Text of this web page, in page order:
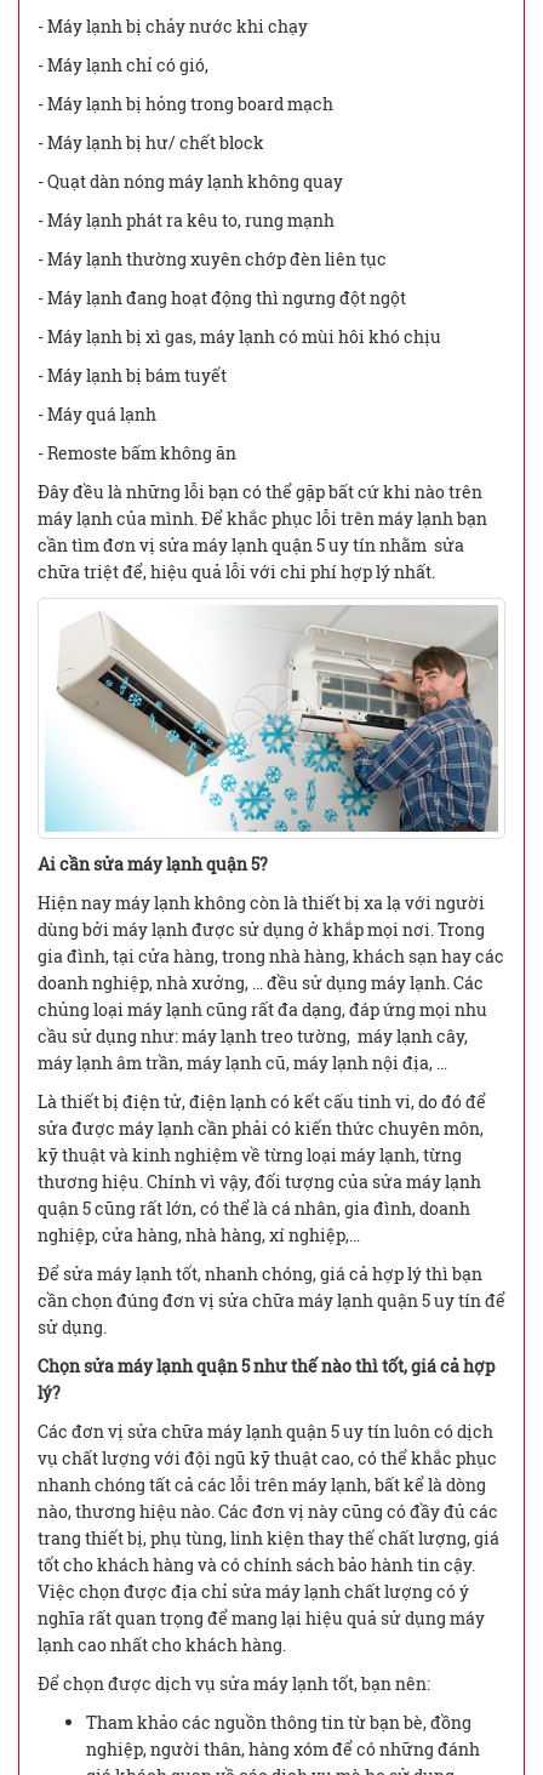
- Máy lạnh bị chảy nước khi chạy
- Máy lạnh chỉ có gió,
- Máy lạnh bị hỏng trong board mạch
- Máy lạnh bị hư/ chết block
- Quạt dàn nóng máy lạnh không quay
- Máy lạnh phát ra kêu to, rung mạnh
- Máy lạnh thường xuyên chớp đèn liên tục
- Máy lạnh đang hoạt động thì ngưng đột ngột
- Máy lạnh bị xì gas, máy lạnh có mùi hôi khó chịu
- Máy lạnh bị bám tuyết
- Máy quá lạnh
- Remoste bấm không ăn
Đây đều là những lỗi bạn có thể gặp bất cứ khi nào trên
máy lạnh của mình. Để khắc phục lỗi trên máy lạnh bạn
cần tìm đơn vị sửa máy lạnh quận 5 uy tín nhằm sửa
chữa triệt để, hiệu quả lỗi với chi phí hợp lý nhất.
Ai cần sửa máy lạnh quận 5?
Hiện nay máy lạnh không còn là thiết bị xa lạ với người
dùng bởi máy lạnh được sử dụng ở khắp mọi nơi. Trong
gia đình, tại cửa hàng, trong nhà hàng, khách sạn hay các
doanh nghiệp, nhà xưởng, … đều sử dụng máy lạnh. Các
chủng loại máy lạnh cũng rất đa dạng, đáp ứng mọi nhu
cầu sử dụng như: máy lạnh treo tường, máy lạnh cây,
máy lạnh âm trần, máy lạnh cũ, máy lạnh nội địa, …
Là thiết bị điện tử, điện lạnh có kết cấu tinh vi, do đó để
sửa được máy lạnh cần phải có kiến thức chuyên môn,
kỹ thuật và kinh nghiệm về từng loại máy lạnh, từng
thương hiệu. Chính vì vậy, đối tượng của sửa máy lạnh
quận 5 cũng rất lớn, có thể là cá nhân, gia đình, doanh
nghiệp, cửa hàng, nhà hàng, xí nghiệp,…
Để sửa máy lạnh tốt, nhanh chóng, giá cả hợp lý thì bạn
cần chọn đúng đơn vị sửa chữa máy lạnh quận 5 uy tín để
sử dụng.
Chọn sửa máy lạnh quận 5 như thế nào thì tốt, giá cả hợp
lý?
Các đơn vị sửa chữa máy lạnh quận 5 uy tín luôn có dịch
vụ chất lượng với đội ngũ kỹ thuật cao, có thể khắc phục
nhanh chóng tất cả các lỗi trên máy lạnh, bất kể là dòng
nào, thương hiệu nào. Các đơn vị này cũng có đầy đủ các
trang thiết bị, phụ tùng, linh kiện thay thế chất lượng, giá
tốt cho khách hàng và có chính sách bảo hành tin cậy.
Việc chọn được địa chỉ sửa máy lạnh chất lượng có ý
nghĩa rất quan trọng để mang lại hiệu quả sử dụng máy
lạnh cao nhất cho khách hàng.
Để chọn được dịch vụ sửa máy lạnh tốt, bạn nên:
Tham khảo các nguồn thông tin từ bạn bè, đồng
nghiệp, người thân, hàng xóm để có những đánh